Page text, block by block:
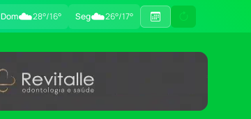
Dom☁️28°/16° Seg☁️26°/17°